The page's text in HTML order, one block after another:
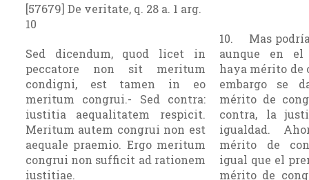
[57679] De veritate, q. 28 a. 1 arg.
10
Sed dicendum, quod licet in
peccatore non sit meritum
condigni, est tamen in eo
meritum congrui.- Sed contra:
iustitia aequalitatem respicit.
Meritum autem congrui non est
aequale praemio. Ergo meritum
congrui non sufficit ad rationem
iustitiae.
10. Mas
aunque en el
haya mérito de
embargo se
mérito de
contra, la
igualdad.
mérito de
igual que el
mérito de